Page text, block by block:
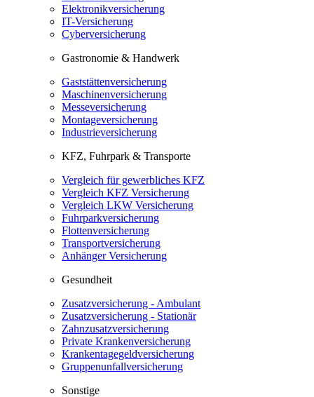
Elektronikversicherung
IT-Versicherung
Cyberversicherung
Gastronomie & Handwerk
Gaststättenversicherung
Maschinenversicherung
Messeversicherung
Montageversicherung
Industrieversicherung
KFZ, Fuhrpark & Transporte
Vergleich für gewerbliches KFZ
Vergleich KFZ Versicherung
Vergleich LKW Versicherung
Fuhrparkversicherung
Flottenversicherung
Transportversicherung
Anhänger Versicherung
Gesundheit
Zusatzversicherung - Ambulant
Zusatzversicherung - Stationär
Zahnzusatzversicherung
Private Krankenversicherung
Krankentagegeldversicherung
Gruppenunfallversicherung
Sonstige